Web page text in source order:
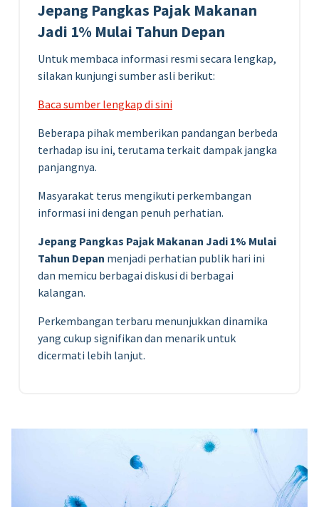
Jepang Pangkas Pajak Makanan
Jadi 1% Mulai Tahun Depan
Untuk membaca informasi resmi secara lengkap,
silakan kunjungi sumber asli berikut:
Baca sumber lengkap di sini
Beberapa pihak memberikan pandangan berbeda
terhadap isu ini, terutama terkait dampak jangka
panjangnya.
Masyarakat terus mengikuti perkembangan
informasi ini dengan penuh perhatian.
Jepang Pangkas Pajak Makanan Jadi 1% Mulai
Tahun Depan menjadi perhatian publik hari ini
dan memicu berbagai diskusi di berbagai
kalangan.
Perkembangan terbaru menunjukkan dinamika
yang cukup signifikan dan menarik untuk
dicermati lebih lanjut.